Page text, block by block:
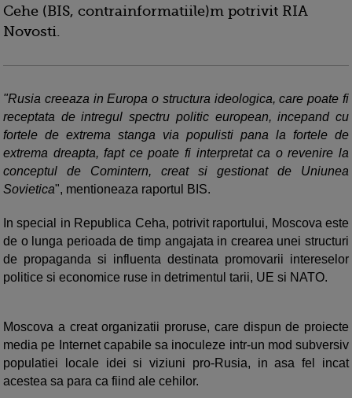
Cehe (BIS, contrainformatiile)m potrivit RIA
Novosti.
"Rusia creeaza in Europa o structura ideologica, care poate fi
receptata de intregul spectru politic european, incepand cu
fortele de extrema stanga via populisti pana la fortele de
extrema dreapta, fapt ce poate fi interpretat ca o revenire la
conceptul de Comintern, creat si gestionat de Uniunea
Sovietica", mentioneaza raportul BIS.
In special in Republica Ceha, potrivit raportului, Moscova este
de o lunga perioada de timp angajata in crearea unei structuri
de propaganda si influenta destinata promovarii intereselor
politice si economice ruse in detrimentul tarii, UE si NATO.
Moscova a creat organizatii proruse, care dispun de proiecte
media pe Internet capabile sa inoculeze intr-un mod subversiv
populatiei locale idei si viziuni pro-Rusia, in asa fel incat
acestea sa para ca fiind ale cehilor.